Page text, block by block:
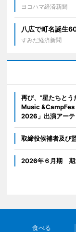
ヨコハマ経済新聞
八広で町名誕生
すみだ経済新聞
再び、”星たちとう
Music
2026」出演アーテ
取締役候補者及び
2026年６月期 期
食べる